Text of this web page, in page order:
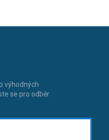
výhodných
se pro odběr